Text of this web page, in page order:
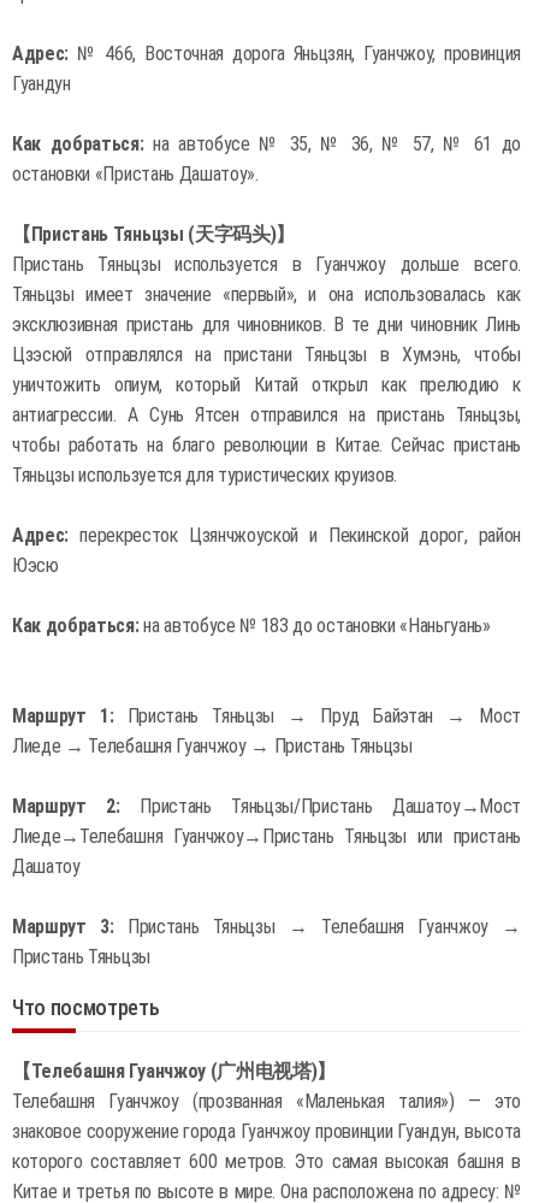
Адрес: № 466, Восточная дорога Яньцзян, Гуанчжоу, провинция
Гуандун
Как добраться:на автобусе № 35, № 36, № 57, № 61 до
остановки «Пристань Дашатоу».
【Пристань Тяньцзы (天字码头)】
Пристань Тяньцзы используется в Гуанчжоу дольше всего.
Тяньцзы имеет значение «первый», и она использовалась как
эксклюзивная пристань для чиновников. В те дни чиновник Линь
Цзэсюй отправлялся на пристани Тяньцзы в Хумэнь, чтобы
уничтожить опиум, который Китай открыл как прелюдию к
антиагрессии. А Сунь Ятсен отправился на пристань Тяньцзы,
чтобы работать на благо революции в Китае. Сейчас пристань
Тяньцзы используется для туристических круизов.
Адрес:перекресток Цзянчжоуской и Пекинской дорог, район
Юэсю
Как добраться:на автобусе № 183 до остановки «Наньгуань»
Маршрут 1: Пристань Тяньцзы → Пруд Байэтан → Мост
Лиеде → Телебашня Гуанчжоу → Пристань Тяньцзы
Маршрут 2:Пристань Тяньцзы/Пристань Дашатоу→Мост
Лиеде→Телебашня Гуанчжоу→Пристань Тяньцзы или пристань
Дашатоу
Маршрут 3: Пристань Тяньцзы → Телебашня Гуанчжоу →
Пристань Тяньцзы
Что посмотреть
【Телебашня Гуанчжоу (广州电视塔)】
Телебашня Гуанчжоу (прозванная «Маленькая талия») — это
знаковое сооружение города Гуанчжоу провинции Гуандун, высота
которого составляет 600 метров. Это самая высокая башня в
Китае и третья по высоте в мире. Она расположена по адресу: №